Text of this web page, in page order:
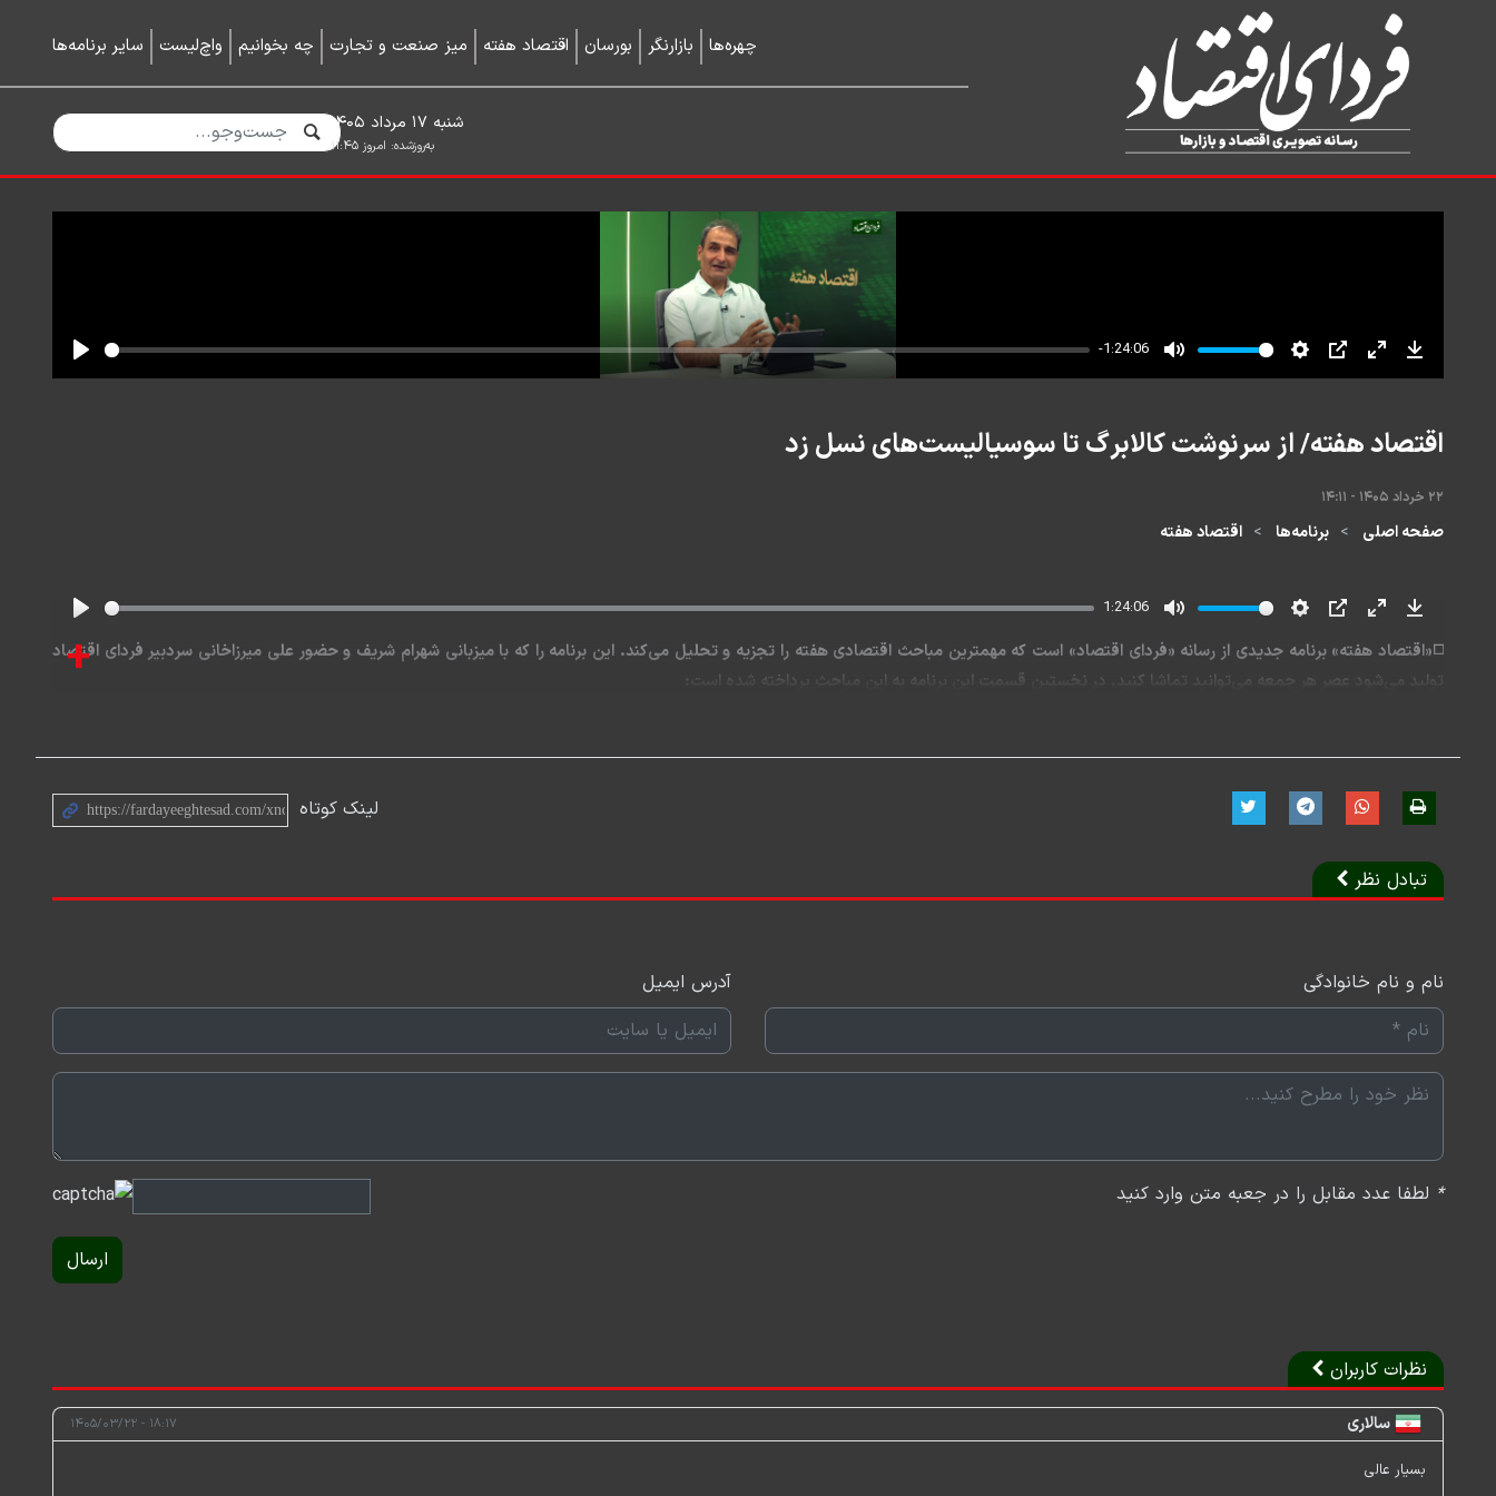
چهره‌ها بازارنگر بورسان اقتصاد هفته میز صنعت و تجارت چه بخوانیم واچ‌لیست سایر برنامه‌ها
به‌روزشده: امروز ۱۱:۴۵
شنبه ۱۷ مرداد ۱۴۰۵
اقتصاد هفته/ از سرنوشت کالابرگ تا سوسیالیست‌های نسل زد
۲۲ خرداد ۱۴۰۵ - ۱۴:۱۱
صفحه اصلی برنامه‌ها اقتصاد هفته
1:24:06
fullscreen
◻️«اقتصاد هفته» برنامه جدیدی از رسانه «فردای اقتصاد» است که مهمترین مباحث اقتصادی هفته را تجزیه و تحلیل می‌کند. این برنامه ‌را که با میزبانی شهرام شریف و حضور علی میرزاخانی سردبیر فردای اقتصاد
تولید می‌شود عصر هر جمعه می‌توانید تماشا کنید. در نخستین قسمت این برنامه به این مباحث پرداخته شده است:
◻️واردات و تولید داخلی؛ نبرد برابر یا نابرابر؟
◻️اولویت اقتصاد ایران چیست؟
◻️آخرین نفس‌های اقتصاد مطبوعات
◻️سوسیالیست‌های نسل زد چه می‌خواهند؟
◻️نگاه متفاوت یک مقام دولتی به اقتصاد
◻️تداوم منازعه بر سر ریشه‌های تورم
+
لینک کوتاه
تبادل نظر
نام و نام خانوادگی آدرس ایمیل
* لطفا عدد مقابل را در جعبه متن وارد کنید
ارسال
نظرات کاربران
سالاری ۱۸:۱۷ - ۱۴۰۵/۰۳/۲۲
بسیار عالی